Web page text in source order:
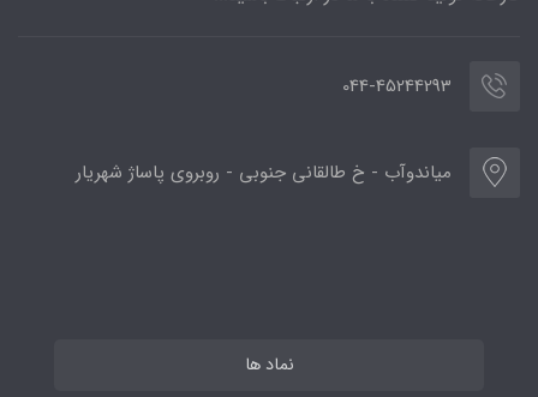
044-45244293
میاندوآب - خ طالقانی جنوبی - روبروی پاساژ شهریار
نماد ها